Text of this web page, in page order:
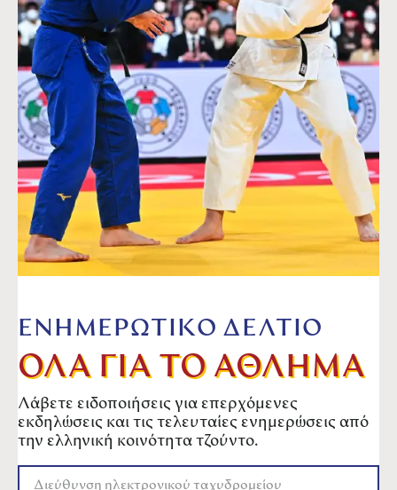
ΕΝΗΜΕΡΩΤΙΚΟ ΔΕΛΤΙΟ
ΟΛΑ ΓΙΑ ΤΟ ΑΘΛΗΜΑ
Λάβετε ειδοποιήσεις για επερχόμενες
εκδηλώσεις και τις τελευταίες ενημερώσεις από
την ελληνική κοινότητα τζούντο.